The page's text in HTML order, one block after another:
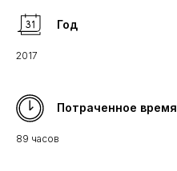
Год
2017
Потраченное время
89 часов